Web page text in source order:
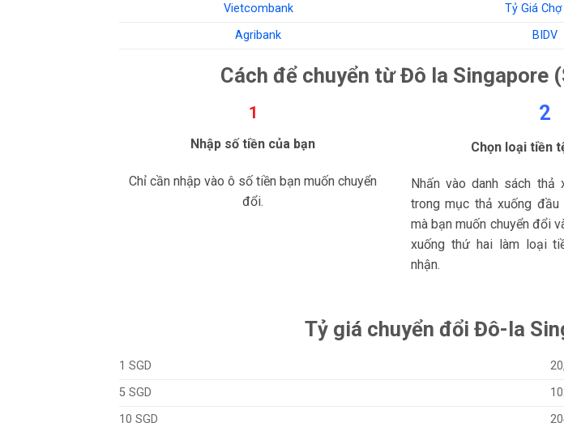
Vietcombank Tỷ Giá
Agribank
BIDV
Cách để chuyển từ Đô la Singapore
1
Nhập số tiền của bạn
Chỉ cần nhập vào ô số tiền bạn muốn chuyển
đổi.
2
Chọn loại tiền
Nhấn vào danh sách thả
trong mục thả xuống
mà bạn muốn chuyển đổi
xuống thứ hai làm loại
nhận.
Tỷ giá chuyển đổi Đô-la
1 SGD
5 SGD
10 SGD